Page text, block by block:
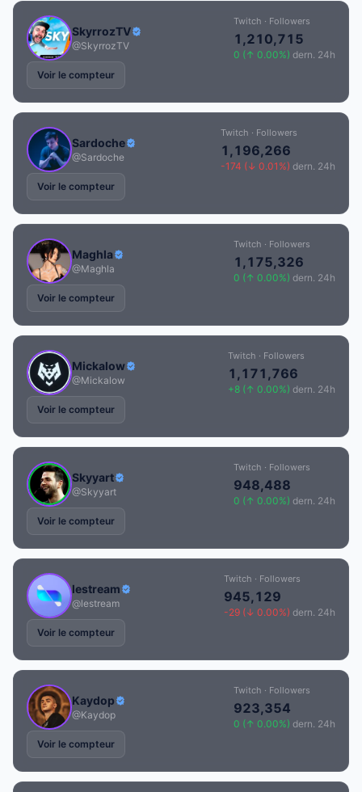
SkyrrozTV
@SkyrrozTV
Twitch · Followers
1,210,715
0 (↑ 0.00%) dern. 24h
Voir le compteur
Sardoche
@Sardoche
Twitch · Followers
1,196,266
-174 (↓ 0.01%) dern. 24h
Voir le compteur
Maghla
@Maghla
Twitch · Followers
1,175,326
0 (↑ 0.00%) dern. 24h
Voir le compteur
Mickalow
@Mickalow
Twitch · Followers
1,171,766
+8 (↑ 0.00%) dern. 24h
Voir le compteur
Skyyart
@Skyyart
Twitch · Followers
948,488
0 (↑ 0.00%) dern. 24h
Voir le compteur
lestream
@lestream
Twitch · Followers
945,129
-29 (↓ 0.00%) dern. 24h
Voir le compteur
Kaydop
@Kaydop
Twitch · Followers
923,354
0 (↑ 0.00%) dern. 24h
Voir le compteur